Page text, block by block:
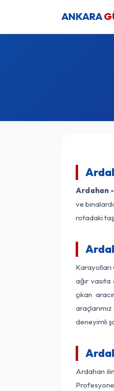
ANKARA
Ardahan
ve
rotadaki
ağır
çıkan
deneyimli
Ardahan